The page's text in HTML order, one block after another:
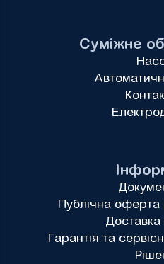
Публічна оферта
Доставка
Гарантія та
Суміжне